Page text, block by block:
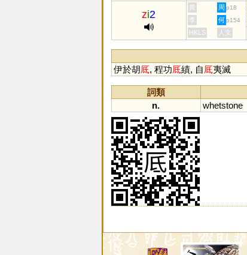
zi2
黃 周 p18
李 何 p154
HKLS 人文
伊於胡厎, 程功厎績, 自厎夷滅
詞類
n.
whetstone